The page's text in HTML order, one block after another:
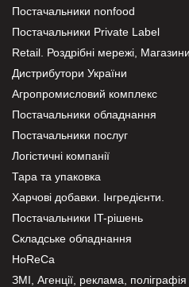
Постачальники nonfood
Постачальники Private Label
Retail. Роздрібні мережі, Магазини
Дистрибутори України
Агропромисловий комплекс
Постачальники обладнання
Постачальники послуг
Логістичні компанії
Тара та упаковка
Харчові добавки. Інгредієнти.
Постачальники IT-рішень
Складське обладнання
HoReCa
ЗМІ, Агенції, реклама, поліграфія